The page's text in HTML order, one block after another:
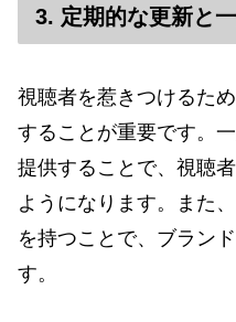
3. 定期的な更新と
視聴者を惹きつけるた
することが重要です。
提供することで、視聴
ようになります。また
を持つことで、ブラン
す。